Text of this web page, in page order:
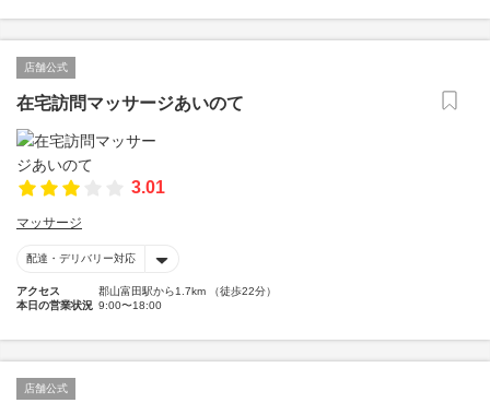
店舗公式
在宅訪問マッサージあいのて
3.01
マッサージ
配達・デリバリー対応
アクセス
郡山富田駅から1.7km （徒歩22分）
本日の営業状況 9:00〜18:00
店舗公式